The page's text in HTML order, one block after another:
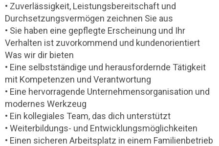
• Zuverlässigkeit, Leistungsbereitschaft und
Durchsetzungsvermögen zeichnen Sie aus
• Sie haben eine gepflegte Erscheinung und Ihr
Verhalten ist zuvorkommend und kundenorientiert
Was wir dir bieten
• Eine selbstständige und herausfordernde Tätigkeit
mit Kompetenzen und Verantwortung
• Eine hervorragende Unternehmensorganisation und
modernes Werkzeug
• Ein kollegiales Team, das dich unterstützt
• Weiterbildungs- und Entwicklungsmöglichkeiten
• Einen sicheren Arbeitsplatz in einem Familienbetrieb